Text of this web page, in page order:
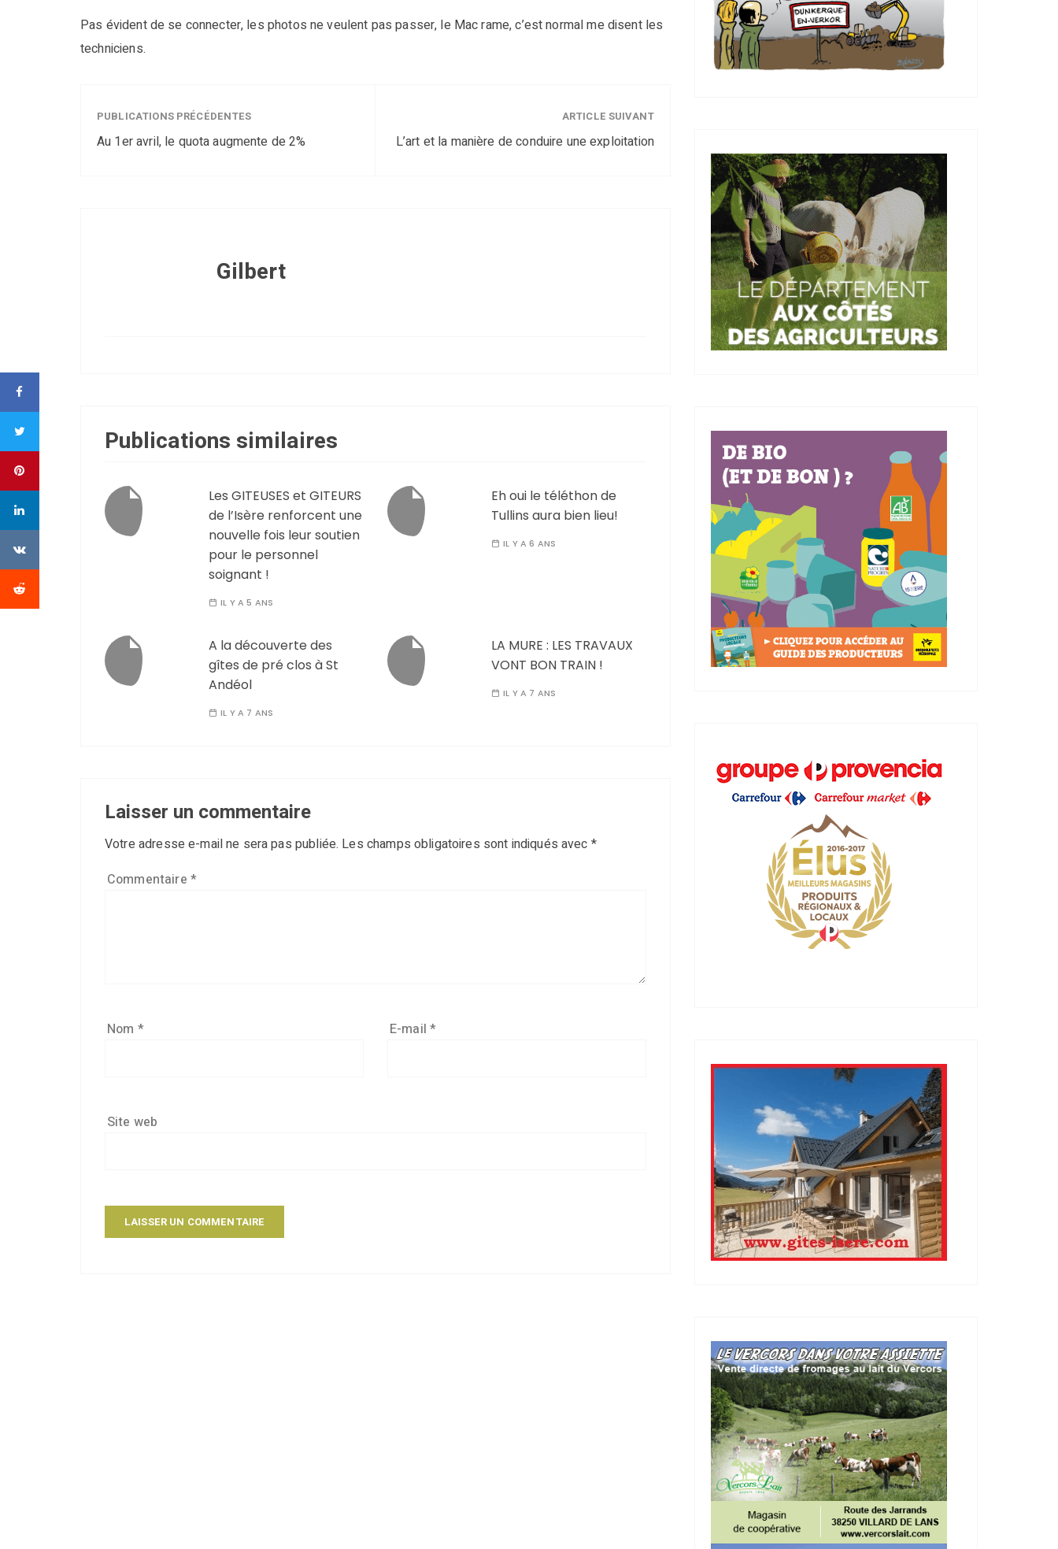
Pas évident de se connecter, les photos ne veulent pas passer, le Mac rame, c’est normal me disent les
techniciens.
PUBLICATIONS PRÉCÉDENTES
Au 1er avril, le quota augmente de 2%
ARTICLE SUIVANT
L’art et la manière de conduire une exploitation
Gilbert
Publications similaires
Les GITEUSES et GITEURS
de l’Isère renforcent une
nouvelle fois leur soutien
pour le personnel
soignant !
IL Y A 5 ANS
Eh oui le téléthon de
Tullins aura bien lieu!
IL Y A 6 ANS
A la découverte des
gîtes de pré clos à St
Andéol
IL Y A 7 ANS
LA MURE : LES TRAVAUX
VONT BON TRAIN !
IL Y A 7 ANS
Laisser un commentaire
Votre adresse e-mail ne sera pas publiée. Les champs obligatoires sont indiqués avec *
Commentaire *
Nom * E-mail*
Site web